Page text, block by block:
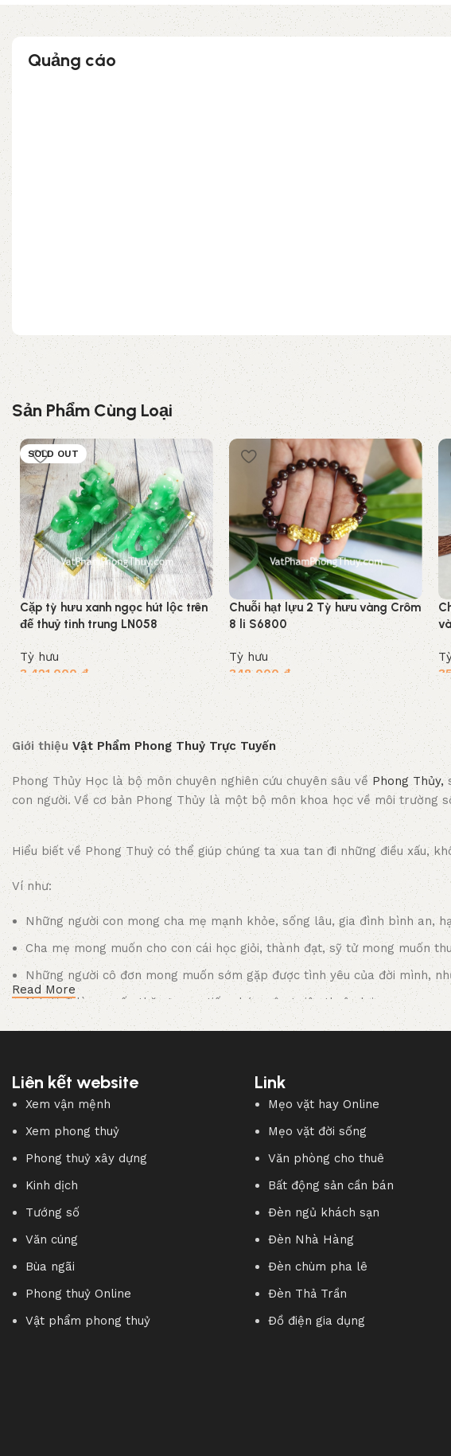
Quảng cáo
Sản Phẩm Cùng Loại
SOLD OUT
Cặp tỳ hưu xanh ngọc hút lộc trên
đế thuỷ tinh trung LN058
Tỳ hưu
3.421.000₫
Đọc tiếp
Chuỗi hạt lựu 2 Tỳ hưu vàng Crôm
8 li S6800
Tỳ hưu
348.000₫
Thêm vào giỏ hàng
Giới thiệu Vật Phẩm Phong Thuỷ Trực Tuyến
Phong Thủy Học là bộ môn chuyên nghiên cứu chuyên sâu vềPhong Thủy,
con người. Về cơ bản Phong Thủy là một bộ môn khoa học về môi
Hiểu biết về Phong Thuỷ có thể giúp chúng ta xua tan đi những điều xấu,
Ví như:
Những người con mong cha mẹ mạnh khỏe, sống lâu, gia đình bình an,
Cha mẹ mong muốn cho con cái học giỏi, thành đạt, sỹ tử mong muốn
Những người cô đơn mong muốn sớm gặp được tình yêu của đời mình,
Người đi làm muốn thăng quan tiến chức, công việc thuận lợi
Thương nhân mong muốn tài lộc, mua may bán đắt, sự nghiệp phát triển.
Phong thủy trực tuyến với mong muốn tiếp nối giá trị ngàn năm văn hóa
Trong văn hóa của người Việt Nam, rồng luôn ở vị trí tối thượng, thể hiện
người Á Đông, người Việt Nam cũng như nhiều dân tộc khác ở Châu Á như
có pháp lực vô biên. Chính vì sự quý giá này, hình tượng rồng cầm hạt
mong muốn
phúc và thịnh vượng cho mỗi khách hàng
Với hơn 15 năm trong lĩnh vực Phong Thuỷ và cung cấp các sản phẩm
điều quan trọng nhất là phải Đúng ( đúng mệnh, đúng hướng, đúng vị trí )
Read More
Liên kết website
Xem vận mệnh
Xem phong thuỷ
Phong thuỷ xây dựng
Kinh dịch
Tướng số
Văn cúng
Bùa ngãi
Phong thuỷ Online
Vật phẩm phong thuỷ
Link
Mẹo vặt hay Online
Mẹo vặt đời sống
Văn phòng cho thuê
Bất động sản cần bán
Đèn ngủ khách sạn
Đèn Nhà Hàng
Đèn chùm pha lê
Đèn Thả Trần
Đồ điện gia dụng